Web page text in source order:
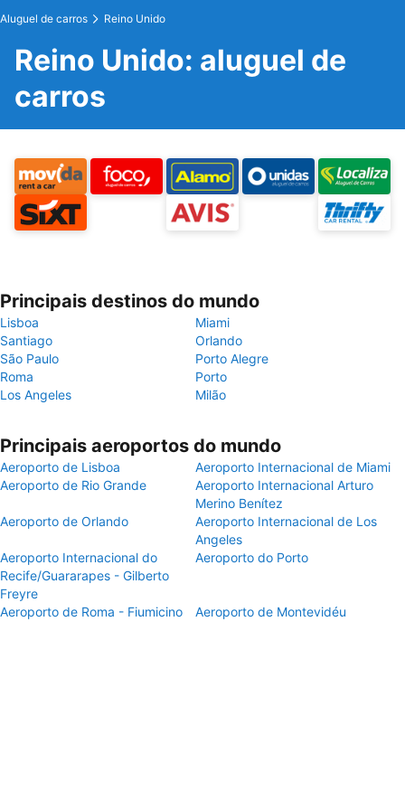
Aluguel de carros Reino Unido
Reino Unido: aluguel de
carros
Principais destinos do mundo
Lisboa
Miami
Santiago
Orlando
São Paulo
Porto Alegre
Roma
Porto
Los Angeles
Milão
Principais aeroportos do mundo
Aeroporto de Lisboa
Aeroporto Internacional de Miami
Aeroporto de Rio Grande
Aeroporto Internacional Arturo
Merino Benítez
Aeroporto de Orlando
Aeroporto Internacional de Los
Angeles
Aeroporto Internacional do
Recife/Guararapes - Gilberto
Freyre
Aeroporto do Porto
Aeroporto de Roma - Fiumicino Aeroporto de Montevidéu